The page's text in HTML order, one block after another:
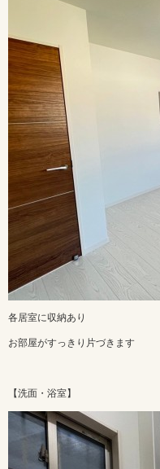
各居室に収納あり
お部屋がすっきり片づきます
【洗面・浴室】